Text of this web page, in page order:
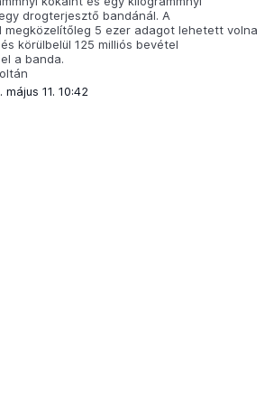
drogterjesztő bandánál. A
megközelítőleg 5 ezer adagot lehetett volna
körülbelül 125 milliós bevétel
a banda.
május 11. 10:42